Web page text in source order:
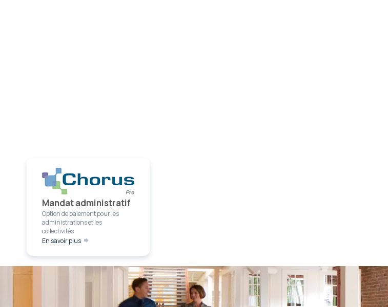
Mandat administratif
Option de paiement pour les
administrations et les
collectivités
En savoir plus